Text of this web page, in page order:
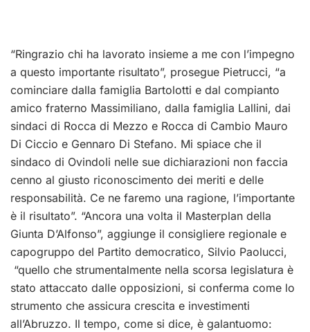
“Ringrazio chi ha lavorato insieme a me con l’impegno
a questo importante risultato”, prosegue Pietrucci, “a
cominciare dalla famiglia Bartolotti e dal compianto
amico fraterno Massimiliano, dalla famiglia Lallini, dai
sindaci di Rocca di Mezzo e Rocca di Cambio Mauro
Di Ciccio e Gennaro Di Stefano. Mi spiace che il
sindaco di Ovindoli nelle sue dichiarazioni non faccia
cenno al giusto riconoscimento dei meriti e delle
responsabilità. Ce ne faremo una ragione, l’importante
è il risultato”. “Ancora una volta il Masterplan della
Giunta D’Alfonso”, aggiunge il consigliere regionale e
capogruppo del Partito democratico, Silvio Paolucci,
“quello che strumentalmente nella scorsa legislatura è
stato attaccato dalle opposizioni, si conferma come lo
strumento che assicura crescita e investimenti
all’Abruzzo. Il tempo, come si dice, è galantuomo: